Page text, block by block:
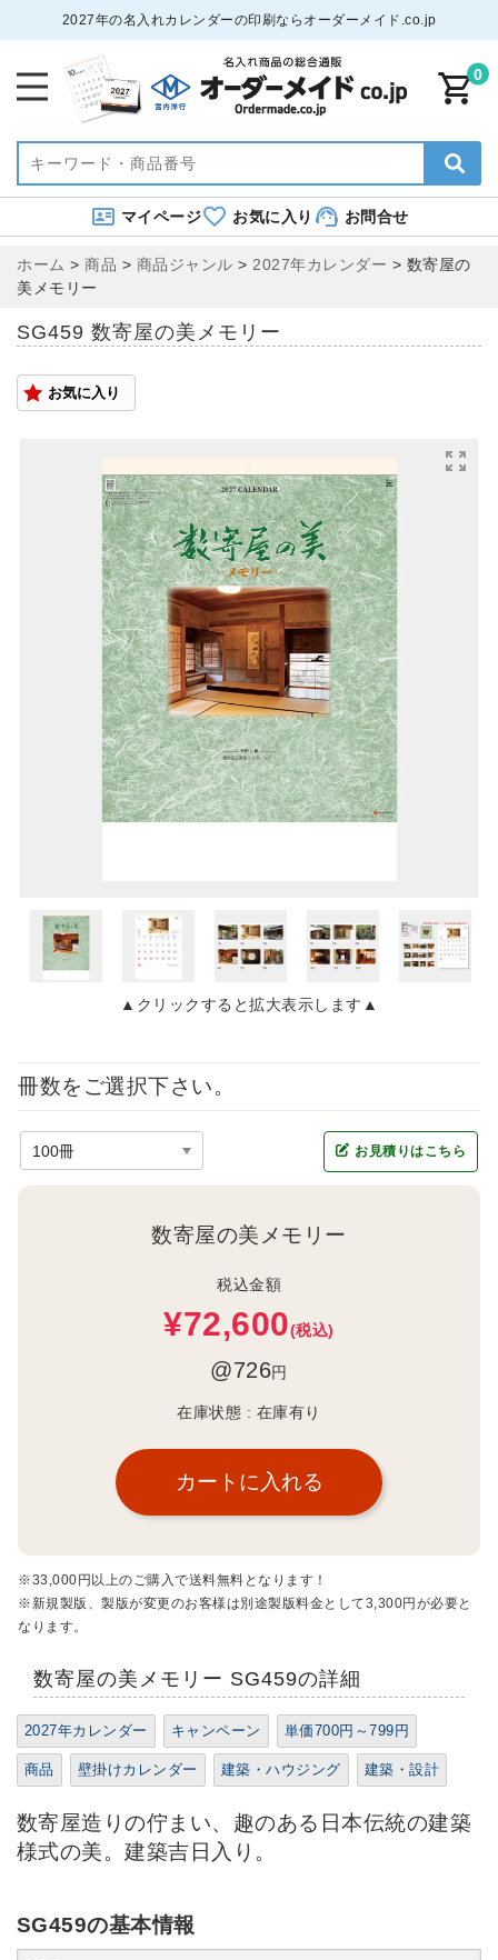
2027年の名入れカレンダーの印刷ならオーダーメイド.co.jp
0
マイページ お気に入り お問合せ
ホーム > 商品 > 商品ジャンル > 2027年カレンダー > 数寄屋の
美メモリー
SG459 数寄屋の美メモリー
お気に入り
▲クリックすると拡大表示します▲
冊数をご選択下さい。
お見積りはこちら
数寄屋の美メモリー
税込金額
¥72,600(税込)
@726円
在庫状態 : 在庫有り
※33,000円以上のご購入で送料無料となります！
※新規製版、製版が変更のお客様は別途製版料金として3,300円が必要と
なります。
数寄屋の美メモリー SG459の詳細
2027年カレンダー キャンペーン 単価700円～799円
商品 壁掛けカレンダー 建築・ハウジング 建築・設計
数寄屋造りの佇まい、趣のある日本伝統の建築
様式の美。建築吉日入り。
SG459の基本情報